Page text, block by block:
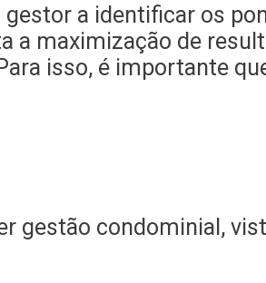
gestor a identificar os
a maximização de
isso, é importante
gestão condominial,